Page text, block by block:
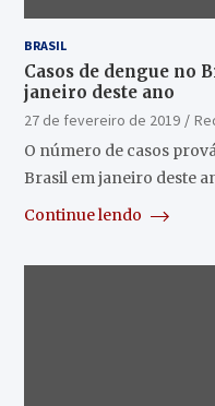
BRASIL
Casos de dengue no
janeiro deste ano
27 de fevereiro de 2019
O número de casos
Brasil em janeiro deste
Continue lendo